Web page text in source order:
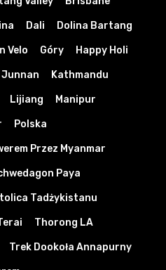
Dali Dolina Bartang
Velo Góry Happy Holi
Junnan Kathmandu
Lijiang Manipur
Polska
Przez Myanmar
Paya
Tadżykistanu
Thorong LA
Trek Dookoła Annapurny